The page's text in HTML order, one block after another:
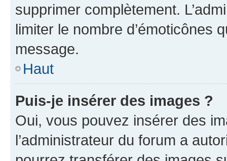
supprimer complètement.
limiter le nombre d’émoticônes
message.
Haut
Puis-je insérer des images ?
Oui, vous pouvez insérer des
l’administrateur du forum a